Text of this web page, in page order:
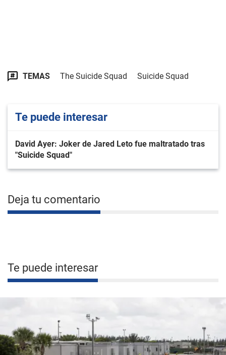
TEMAS The Suicide Squad Suicide Squad
Te puede interesar
David Ayer: Joker de Jared Leto fue maltratado tras
"Suicide Squad"
Deja tu comentario
Te puede interesar